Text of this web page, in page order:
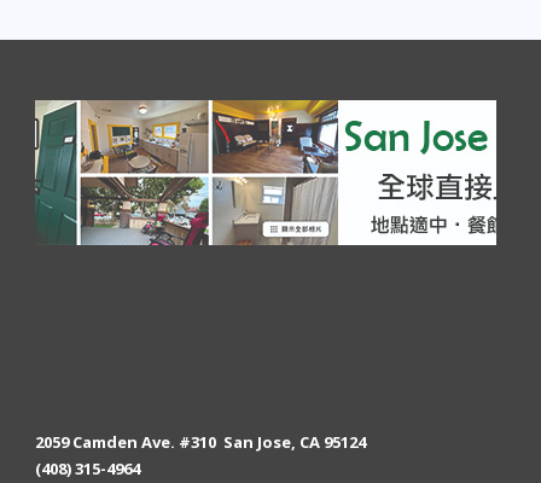
2059 Camden Ave. #310 San Jose, CA 95124
(408) 315-4964